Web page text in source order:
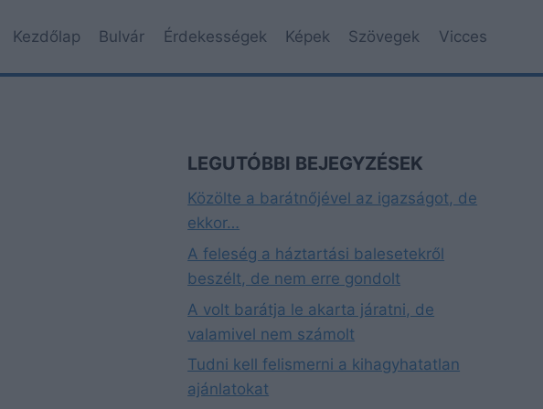
Kezdőlap Bulvár Érdekességek Képek Szövegek Vicces
LEGUTÓBBI BEJEGYZÉSEK
Közölte a barátnőjével az igazságot, de
ekkor…
A feleség a háztartási balesetekről
beszélt, de nem erre gondolt
A volt barátja le akarta járatni, de
valamivel nem számolt
Tudni kell felismerni a kihagyhatatlan
ajánlatokat